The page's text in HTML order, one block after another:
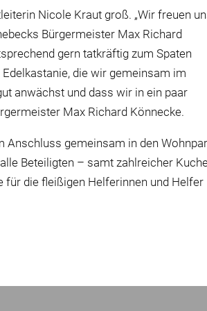
Nicole Kraut groß. „Wir freuen
Bürgermeister Max Richard
gern tatkräftig zum Spaten
Edelkastanie, die wir gemeinsam im
anwächst und dass wir in ein paar
Max Richard Könnecke.
gemeinsam in den
Beteiligten – samt zahlreicher
für die fleißigen Helferinnen und Helfer